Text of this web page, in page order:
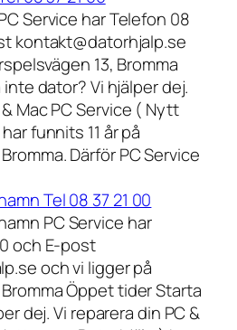
Service har Telefon 08
kontakt@datorhjalp.se
13, Bromma
dator? Vi hjälper dej.
Mac PC Service ( Nytt
funnits 11 år på
Därför PC Service
Tel 08 37 21 00
PC Service har
och E-post
och vi ligger på
Öppet tider Starta
dej. Vi reparera din PC &